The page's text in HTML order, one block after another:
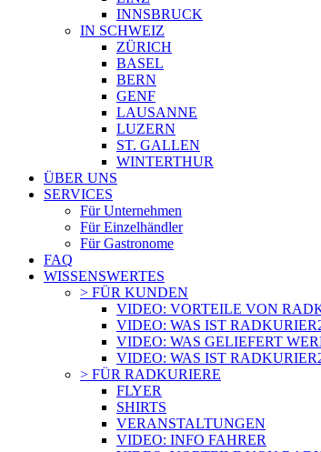
INNSBRUCK
IN SCHWEIZ
ZÜRICH
BASEL
BERN
GENF
LAUSANNE
LUZERN
ST. GALLEN
WINTERTHUR
ÜBER UNS
SERVICES
Für Unternehmen
Für Einzelhändler
Für Gastronome
FAQ
WISSENSWERTES
> FÜR KUNDEN
VIDEO: VORTEILE VON
VIDEO: WAS IST
VIDEO: WAS GELIEFERT
VIDEO: WAS IST
> FÜR RADKURIERE
FLYER
SHIRTS
VERANSTALTUNGEN
VIDEO: INFO FAHRER